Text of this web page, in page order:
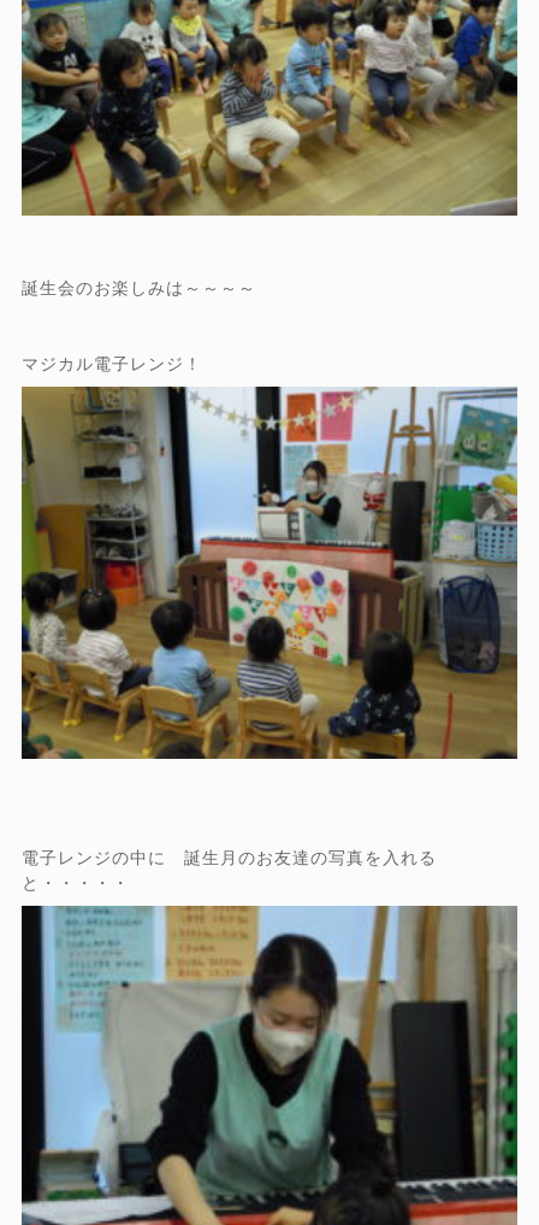
誕生会のお楽しみは～～～～
マジカル電子レンジ！
電子レンジの中に 誕生月のお友達の写真を入れる
と・・・・・